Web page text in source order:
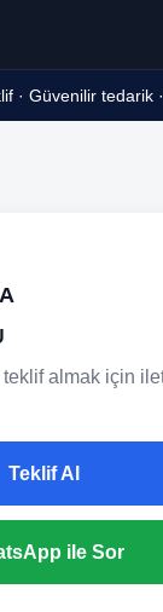
· Güvenilir
teklif almak için
Teklif Al
ile Sor